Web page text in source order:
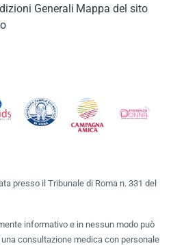
Generali Mappa del sito
presso il Tribunale di Roma n. 331 del
informativo e in nessun modo può
consultazione medica con personale